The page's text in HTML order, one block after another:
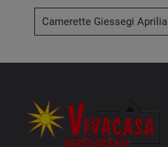
Camerette Giessegi Aprilia